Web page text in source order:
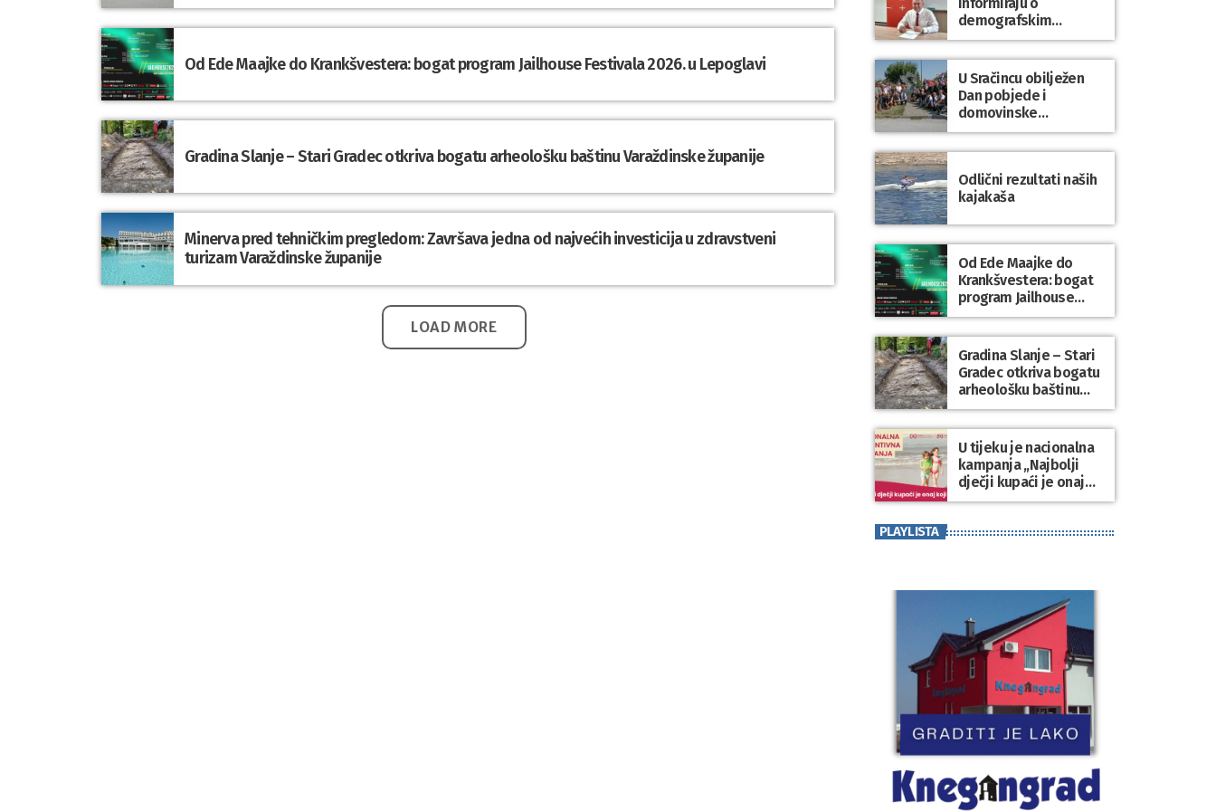
Od Ede Maajke do Krankšvestera: bogat program Jailhouse Festivala 2026. u Lepoglavi
Gradina Slanje – Stari Gradec otkriva bogatu arheološku baštinu Varaždinske županije
Minerva pred tehničkim pregledom: Završava jedna od najvećih investicija u zdravstveni
turizam Varaždinske županije
LOAD MORE
demografskim
mjerama? Sudjelujte u
istraživanju!
U Sračincu obilježen
Dan pobjede i
domovinske
zahvalnosti te Dan
hrvatskih branitelja
Odlični rezultati naših
kajakaša
Od Ede Maajke do
Krankšvestera: bogat
program Jailhouse
Festivala 2026. u
Lepoglavi
Gradina Slanje – Stari
Gradec otkriva bogatu
arheološku baštinu
Varaždinske županije
U tijeku je nacionalna
kampanja „Najbolji
dječji kupaći je onaj
koji se nosi“
PLAYLISTA